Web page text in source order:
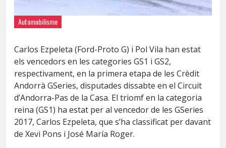
Automobilisme
Carlos Ezpeleta (Ford-Proto G) i Pol Vila han estat
els vencedors en les categories GS1 i GS2,
respectivament, en la primera etapa de les Crèdit
Andorrà GSeries, disputades dissabte en el Circuit
d’Andorra-Pas de la Casa. El triomf en la categoria
reina (GS1) ha estat per al vencedor de les GSeries
2017, Carlos Ezpeleta, que s’ha classificat per davant
de Xevi Pons i José María Roger.